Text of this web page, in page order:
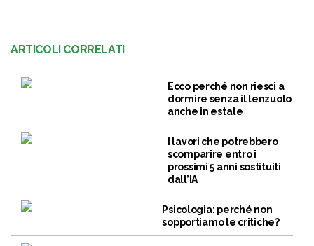
ARTICOLI CORRELATI
Ecco perché non riesci a
dormire senza il lenzuolo
anche in estate
I lavori che potrebbero
scomparire entro i
prossimi 5 anni sostituiti
dall’IA
Psicologia: perché non
sopportiamo le critiche?